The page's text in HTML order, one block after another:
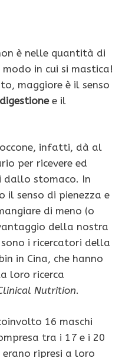
è nelle quantità di
in cui si mastica!
maggiore è il senso
digestionee il
infatti, dà al
per ricevere ed
dallo stomaco. In
il senso di pienezza e
di meno (o
della nostra
i ricercatori della
in Cina, che hanno
loro ricerca
Nutrition.
16 maschi
tra i 17 e i 20
ripresi a loro